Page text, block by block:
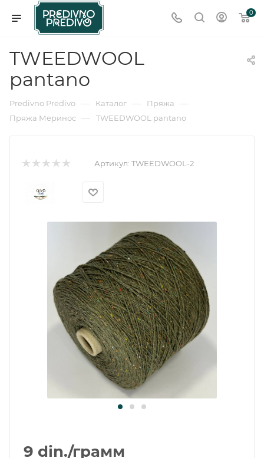
0
TWEEDWOOL
pantano
Predivno Predivo — Каталог — Пряжа —
Пряжа Меринос — TWEEDWOOL pantano
Артикул: TWEEDWOOL-2
9 din./грамм